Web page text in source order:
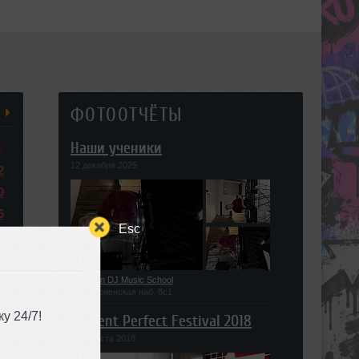
Esc
24/7!
ФОТООТЧЁТЫ
Наши ученики
12 декабря 2025
Union DJ Music School
Пресненская наб. 8с1
Present Perfect Festival 2018
29 августа 2018